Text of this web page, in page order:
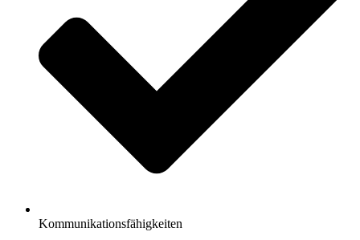
Kommunikationsfähigkeiten